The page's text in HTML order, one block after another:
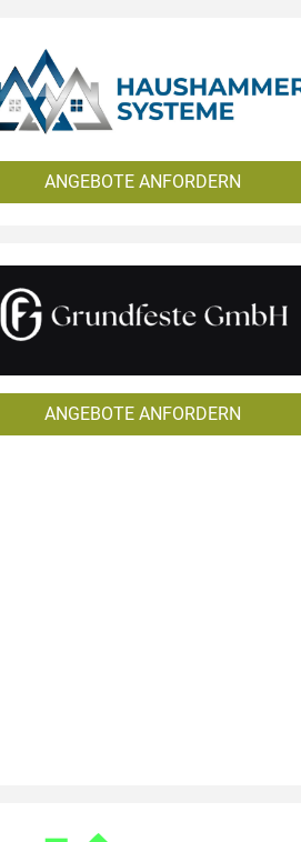
ANGEBOTE ANFORDERN
ANGEBOTE ANFORDERN